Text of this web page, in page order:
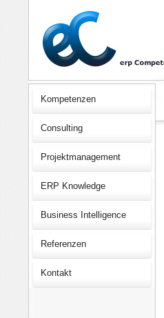
Kompetenzen
Consulting
Projektmanagement
ERP Knowledge
Business Intelligence
Referenzen
Kontakt